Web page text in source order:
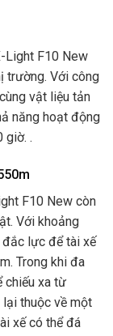
Light F10 New
trường. Với công
vật liệu tản
năng hoạt động
giờ. .
F10 New còn
Với khoảng
đắc lực để tài xế
Trong khi đa
chiếu xa từ
thuộc về một
xế có thể đá